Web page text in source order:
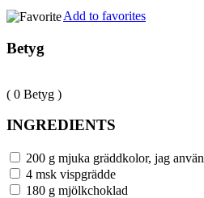
Add to favorites
Betyg
( 0 Betyg )
INGREDIENTS
200 g mjuka gräddkolor, jag
4 msk vispgrädde
180 g mjölkchoklad